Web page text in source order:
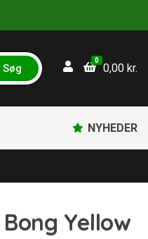
S
ø
Søg
0
0,00 kr.
NYHEDER
Yellow